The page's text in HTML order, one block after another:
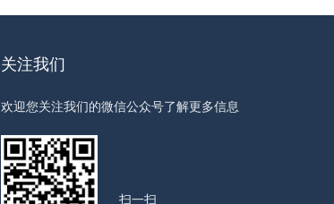
关注我们
欢迎您关注我们的微信公众号了解更多信息
扫一扫